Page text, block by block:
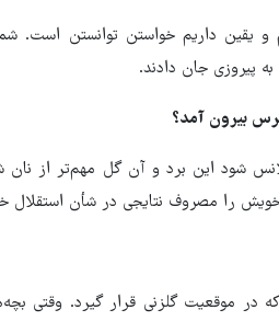
و یقین داریم خواستن توانستن است.
پیروزی جان دادند.
بیرون آمد؟
شود این برد و آن گل مهم‌تر از
را مصروف نتایجی در شأن استقلال
در موقعیت گلزنی قرار گیرد. وقتی